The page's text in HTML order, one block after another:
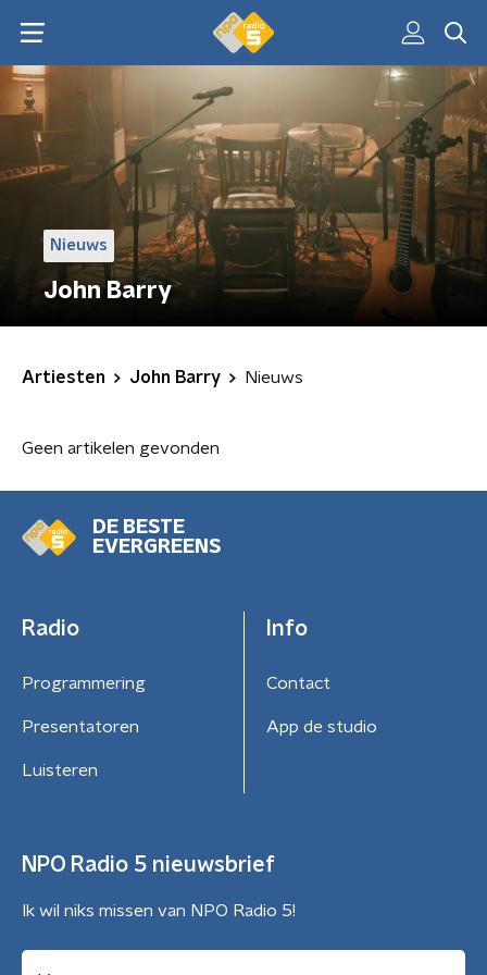
Nieuws
John Barry
Artiesten John Barry Nieuws
Geen artikelen gevonden
DE BESTE
EVERGREENS
Radio
Programmering
Presentatoren
Luisteren
Info
Contact
App de studio
NPO Radio 5 nieuwsbrief
Ik wil niks missen van NPO Radio 5!